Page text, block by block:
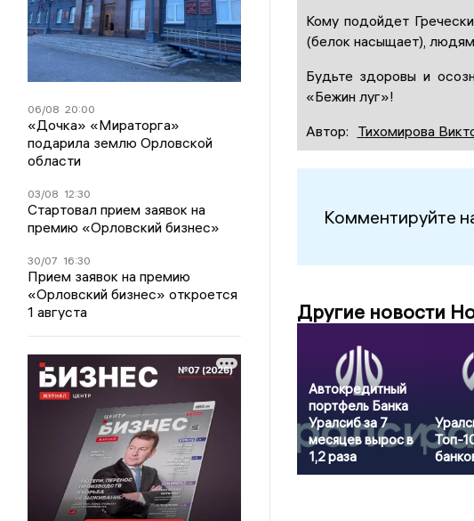
06/08 20:00
«Дочка» «Мираторга»
подарила землю Орловской
области
03/08 12:30
Стартовал прием заявок на
премию «Орловский бизнес»
30/07 16:30
Прием заявок на премию
«Орловский бизнес» откроется
1 августа
Кому подойдет
(белок насыщает),
Будьте здоровы и
«Бежин луг»!
Автор: Тихомирова
Комментируйте
Другие новости
Автокредитный
портфель Банка
Уралсиб за 7
месяцев вырос в
1,2 раза
Топ-